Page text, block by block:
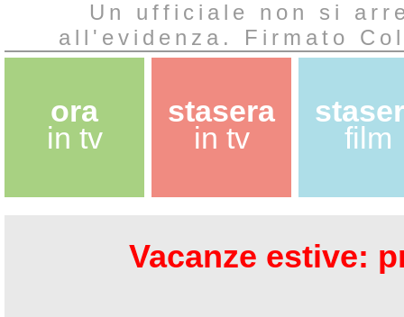
Un ufficiale non si
all'evidenza. Firmato
ora
in tv
stasera
in tv
film
Vacanze estive: